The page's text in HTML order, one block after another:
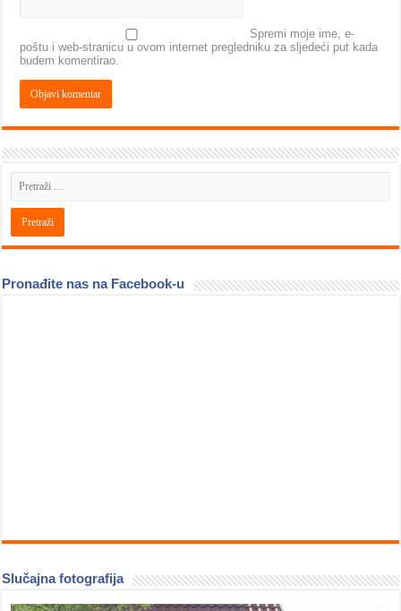
Spremi moje ime, e-
poštu i web-stranicu u ovom internet pregledniku za sljedeći put kada
budem komentirao.
Pronađite nas na Facebook-u
Slučajna fotografija